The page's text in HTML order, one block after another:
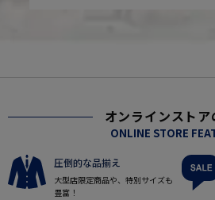
オンラインストア
ONLINE STORE
圧倒的な品揃え
大型店限定商品や、特別サイズも
豊富！